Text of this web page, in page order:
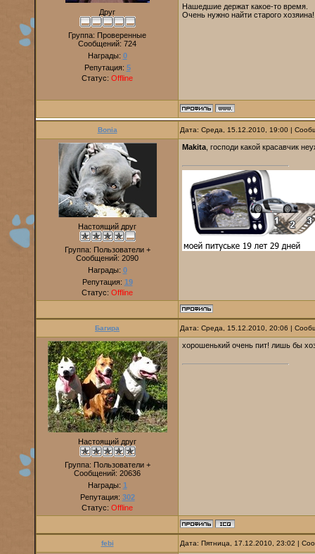
Друг
Группа: Проверенные
Сообщений: 724
Награды: 0
Репутация: 5
Статус: Offline
Нашедшие держат какое-то время.
Очень нужно найти старого хозяина!
Bonia Дата: Среда, 15.12.2010, 19:00 |
Настоящий друг
Группа: Пользователи +
Сообщений: 2090
Награды: 0
Репутация: 19
Статус: Offline
Makita , господи какой красавчик
Багира Дата: Среда, 15.12.2010, 20:06 |
Настоящий друг
Группа: Пользователи +
Сообщений: 20636
Награды: 1
Репутация: 302
Статус: Offline
хорошенький очень пит! лишь бы
febi Дата: Пятница, 17.12.2010, 23:02 |